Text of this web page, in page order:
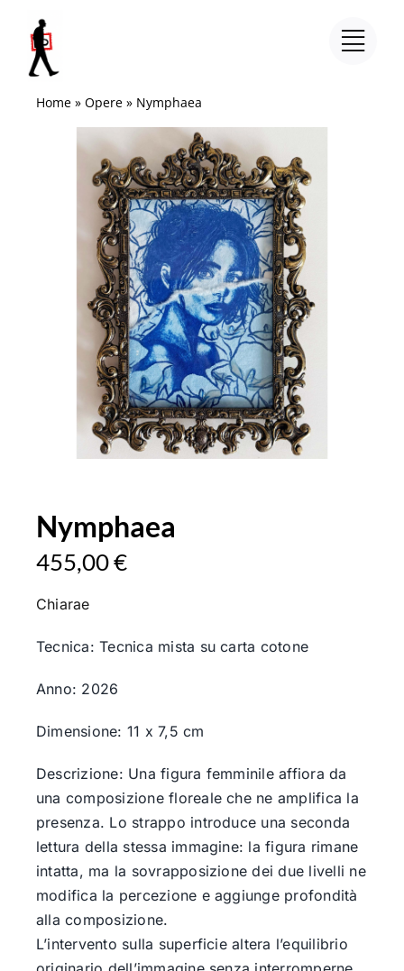
contenuto
Home» Opere» Nymphaea
Nymphaea
455,00€
Chiarae
Tecnica: Tecnica mista su carta cotone
Anno: 2026
Dimensione: 11 x 7,5 cm
Descrizione: Una figura femminile affiora da
una composizione floreale che ne amplifica la
presenza. Lo strappo introduce una seconda
lettura della stessa immagine: la figura rimane
intatta, ma la sovrapposizione dei due livelli ne
modifica la percezione e aggiunge profondità
alla composizione.
L’intervento sulla superficie altera l’equilibrio